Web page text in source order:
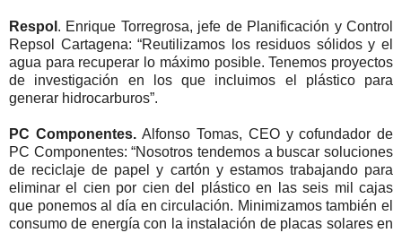
Respol . Enrique Torregrosa, jefe de Planificación y Control
Repsol Cartagena: “Reutilizamos los residuos sólidos y el
agua para recuperar lo máximo posible. Tenemos proyectos
de investigación en los que incluimos el plástico para
generar hidrocarburos”.
PC Componentes.Alfonso Tomas, CEO y cofundador de
PC Componentes: “Nosotros tendemos a buscar soluciones
de reciclaje de papel y cartón y estamos trabajando para
eliminar el cien por cien del plástico en las seis mil cajas
que ponemos al día en circulación. Minimizamos también el
consumo de energía con la instalación de placas solares en